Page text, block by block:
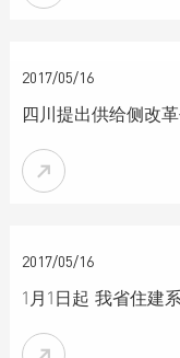
2017/05/16
四川提出供给侧改

2017/05/16
1月1日起 我省住建